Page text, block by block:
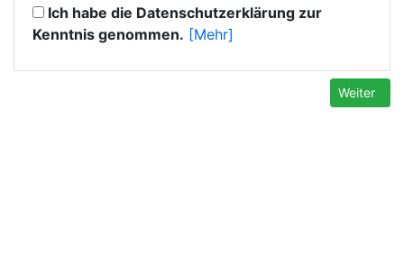
Ich habe die Datenschutzerklärung zur
Kenntnis genommen. [Mehr]
Weiter